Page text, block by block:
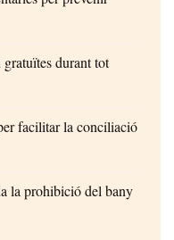
gratuïtes durant tot
facilitar la conciliació
la prohibició del bany